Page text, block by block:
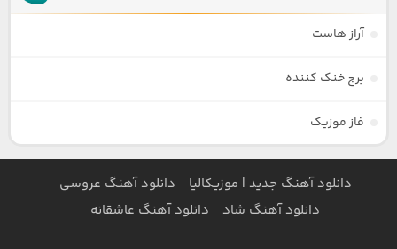
آراز هاست
برج خنک کننده
فاز موزیک
دانلود آهنگ جدید | موزیکالیا
دانلود آهنگ عروسی
دانلود آهنگ شاد
دانلود آهنگ عاشقانه